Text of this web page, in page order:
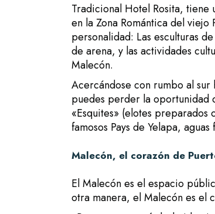
Tradicional Hotel Rosita, tiene
en la Zona Romántica del
personalidad: Las esculturas
de arena, y las actividades
Malecón.
Acercándose con rumbo al
puedes perder la oportunidad
«Esquites» (elotes preparados
famosos Pays de Yelapa,
Malecón, el corazón de
El Malecón es el espacio
otra manera, el Malecón es el